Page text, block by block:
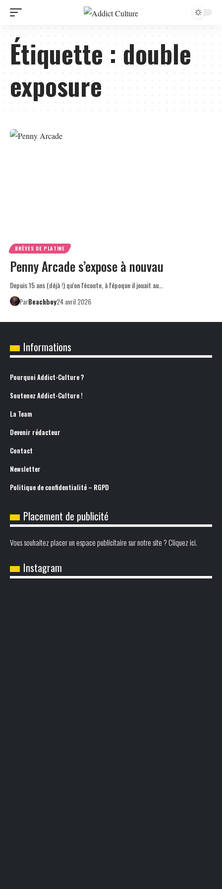
Étiquette :double
exposure
BRÈVES DE PLATINE
Penny Arcade s’expose à nouvau
Depuis 15 ans (déjà !) qu'on l'écoute, à l'époque il jouait au…
ParBeachboy24 avril 2026
Informations
Pourquoi Addict-Culture ?
Soutenez Addict-Culture !
La Team
Devenir rédacteur
Contact
Newsletter
Politique de confidentialité – RGPD
Placement de publicité
Vous souhaitez placer un espace publicitaire sur notre site ? Cliquez ici.
Instagram